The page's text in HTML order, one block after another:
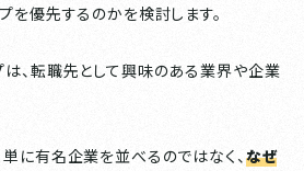
を優先するのかを検討します。
、転職先として興味のある業界や企業
に有名企業を並べるのではなく、 なぜ